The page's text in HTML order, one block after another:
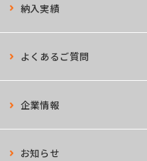
納入実績
よくあるご質問
企業情報
お知らせ